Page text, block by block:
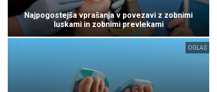
Najpogostejša vprašanja v povezavi z zobnimi
luskami in zobnimi prevlekami
OGLAS